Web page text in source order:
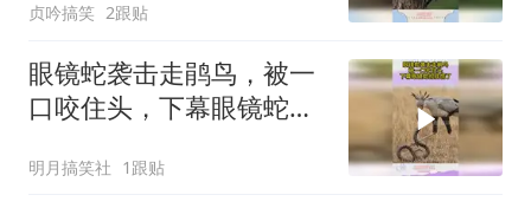
贞吟搞笑 2跟贴
眼镜蛇袭击走鹃鸟，被一
口咬住头，下幕眼镜蛇彻
明月搞笑社 1跟贴